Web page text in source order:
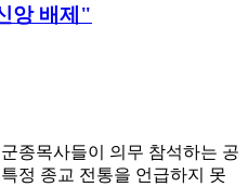
앙 배제"
종목사들이 의무 참석하는 공
정 종교 전통을 언급하지 못